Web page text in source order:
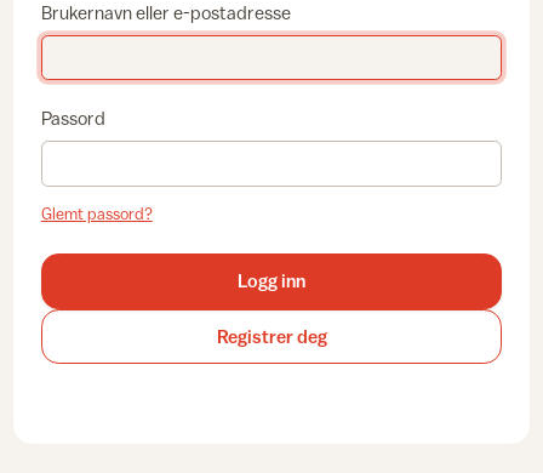
Brukernavn eller e-postadresse
Passord
Glemt passord?
Logg inn
Registrer deg